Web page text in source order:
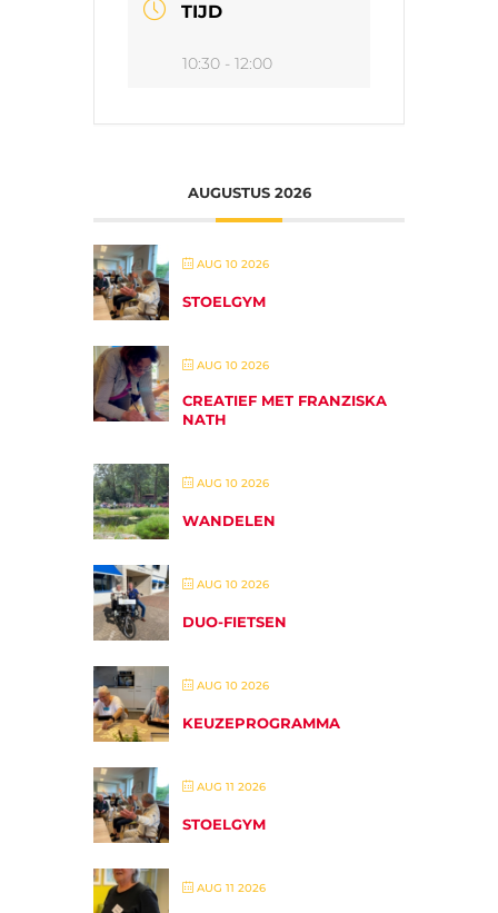
TIJD
10:30 - 12:00
AUGUSTUS 2026
AUG 10 2026
STOELGYM
AUG 10 2026
CREATIEF MET FRANZISKA
NATH
AUG 10 2026
WANDELEN
AUG 10 2026
DUO-FIETSEN
AUG 10 2026
KEUZEPROGRAMMA
AUG 11 2026
STOELGYM
AUG 11 2026